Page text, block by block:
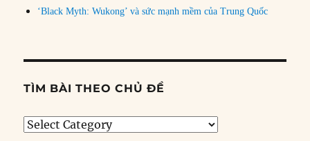
‘Black Myth: Wukong’ và sức mạnh mềm của Trung Quốc
TÌM BÀI THEO CHỦ ĐỀ
Tìm